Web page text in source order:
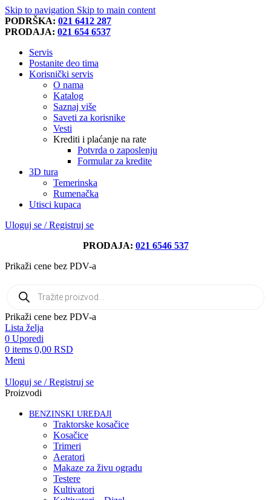
Skip to navigation Skip to main content
PODRŠKA: 021 6412 287
PRODAJA: 021 654 6537
Servis
Postanite deo tima
Korisnički servis
O nama
Katalog
Saznaj više
Saveti za korisnike
Vesti
Krediti i plaćanje na rate
Potvrda o zaposlenju
Formular za kredite
3D tura
Temerinska
Rumenačka
Utisci kupaca
Uloguj se / Registruj se
PRODAJA: 021 6546 537
Prikaži cene bez PDV-a
search
Prikaži cene bez PDV-a
Lista želja
0 Uporedi
0 items 0,00 RSD
Meni
Uloguj se / Registruj se
Proizvodi
BENZINSKI UREĐAJI
Traktorske kosačice
Kosačice
Trimeri
Aeratori
Makaze za živu ogradu
Testere
Kultivatori